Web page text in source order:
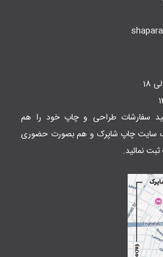
سفارشات طراحی و چاپ خود را هم
سایتچاپ شاپرک و هم بصورت حضوری
نمائید.